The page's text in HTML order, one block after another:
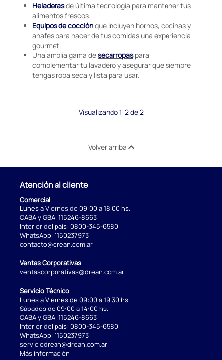
Heladerasde última tecnología para mantener tus
alimentos frescos.
Equipos de cocciónque incluyen hornos, cocinas y
anafes para hacer de tus comidas una experiencia
gourmet.
Una amplia gama desecarropaspara
complementar tu lavadero y asegurar que siempre
tengas ropa seca y lista para usar.
Visualizando 1-2 de 2
Volver arriba
Atención al cliente
Comercial
Lunes a Viernes de 09:00 a 18:00 hs.
CABA y GBA: 115246-8663
Interior del país: 0800-345-6580
WhatsApp: 1150237973
contacto@drean.com.ar
Ventas Corporativas
ventascorporativas@drean.com.ar
Servicio Técnico
Lunes a Viernes de 09:00 a 19:30 hs.
Sábados de 09:00 a 14:00 hs.
CABA y GBA: 115246-8663
Interior del país: 0800-345-6580
WhatsApp: 1150237973
serviciodrean@drean.com.ar
Más información